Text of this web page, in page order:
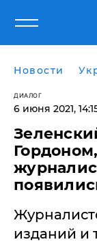
Новости
ДИАЛОГ
6 июня 2021,
изданий и